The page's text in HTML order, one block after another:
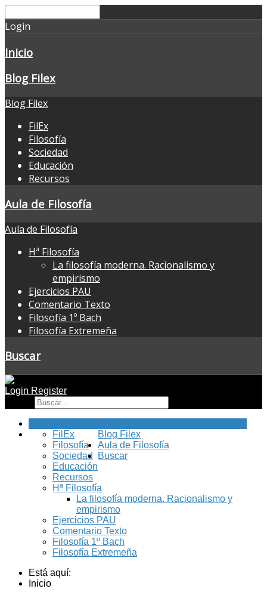
Login
Inicio
Blog Filex
Blog Filex
FilEx
Filosofía
Sociedad
Educación
Recursos
Aula de Filosofía
Aula de Filosofía
Hª Filosofía
La filosofía moderna. Racionalismo y
empirismo
Ejercicios PAU
Comentario Texto
Filosofía 1º Bach
Filosofía Extremeña
Buscar
Login Register
Blog Filex
FilEx
Filosofía
Sociedad
Educación
Recursos
Aula de Filosofía
Hª Filosofía
La filosofía moderna. Racionalismo y
empirismo
Ejercicios PAU
Comentario Texto
Filosofía 1º Bach
Filosofía Extremeña
Buscar
Está aquí:
Inicio